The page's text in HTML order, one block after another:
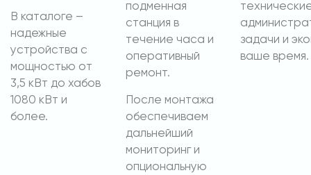
В каталоге –
надежные
устройства с
мощностью от
3,5 кВт до хабов
1080 кВт и
более.
подменная
станция в
течение часа и
оперативный
ремонт.
После монтажа
обеспечиваем
дальнейший
мониторинг и
опциональную
задачи и
ваше время.